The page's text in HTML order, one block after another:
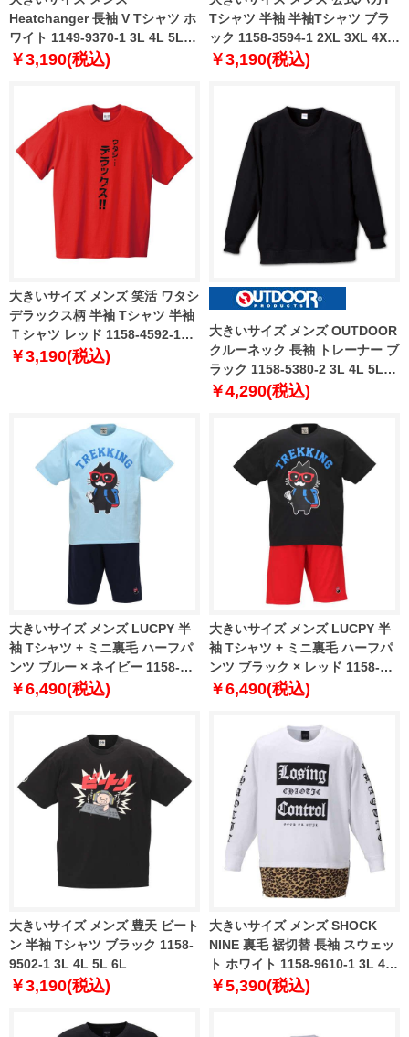
Heatchanger 長袖 V Tシャツ ホ
ワイト 1149-9370-1 3L 4L 5L
6L 8L
￥3,190(税込)
Tシャツ 半袖 半袖Tシャツ ブラ
ック 1158-3594-1 2XL 3XL 4XL
5XL
￥3,190(税込)
大きいサイズ メンズ 笑活 ワタシ
デラックス柄 半袖 Tシャツ 半袖
Ｔシャツ レッド 1158-4592-1
2XL 3XL 4XL 5XL
￥3,190(税込)
大きいサイズ メンズ OUTDOOR
クルーネック 長袖 トレーナー ブ
ラック 1158-5380-2 3L 4L 5L
6L 8L
￥4,290(税込)
大きいサイズ メンズ LUCPY 半
袖 Tシャツ + ミニ裏毛 ハーフパ
ンツ ブルー × ネイビー 1158-
9207-1 3L 4L 5L 6L
￥6,490(税込)
大きいサイズ メンズ LUCPY 半
袖 Tシャツ + ミニ裏毛 ハーフパ
ンツ ブラック × レッド 1158-
9207-2 3L 4L 5L 6L
￥6,490(税込)
大きいサイズ メンズ 豊天 ビート
ン 半袖 Tシャツ ブラック 1158-
9502-1 3L 4L 5L 6L
￥3,190(税込)
大きいサイズ メンズ SHOCK
NINE 裏毛 裾切替 長袖 スウェッ
ト ホワイト 1158-9610-1 3L 4L
5L 6L
￥5,390(税込)